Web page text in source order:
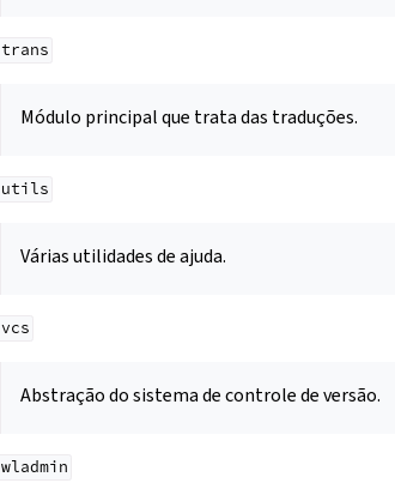
trans
Módulo principal que trata das traduções.
utils
Várias utilidades de ajuda.
vcs
Abstração do sistema de controle de versão.
wladmin